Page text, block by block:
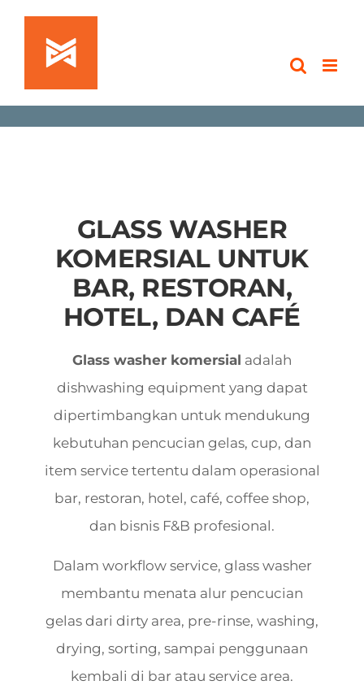
Skip
content
GLASS WASHER
KOMERSIAL UNTUK
BAR, RESTORAN,
HOTEL, DAN CAFÉ
Glass washer komersial adalah
dishwashing equipment yang dapat
dipertimbangkan untuk mendukung
kebutuhan pencucian gelas, cup, dan
item service tertentu dalam operasional
bar, restoran, hotel, café, coffee shop,
dan bisnis F&B profesional.
Dalam workflow service, glass washer
membantu menata alur pencucian
gelas dari dirty area, pre-rinse, washing,
drying, sorting, sampai penggunaan
kembali di bar atau service area.